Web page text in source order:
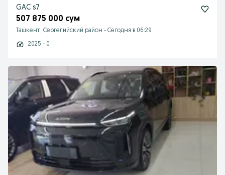
GAC s7
507 875 000 сум
Ташкент, Сергелийский район - Сегодня в 06:29
2025 - 0